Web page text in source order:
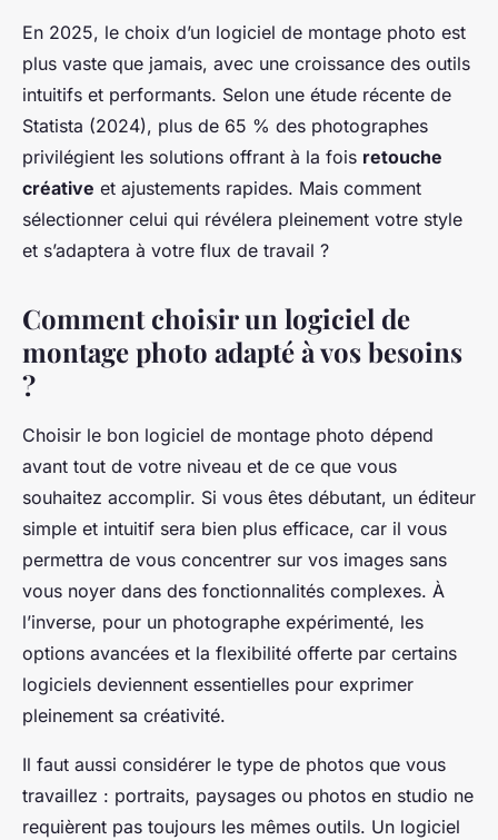
En 2025, le choix d’un logiciel de montage photo est
plus vaste que jamais, avec une croissance des outils
intuitifs et performants. Selon une étude récente de
Statista (2024), plus de 65 % des photographes
privilégient les solutions offrant à la fois retouche
créative et ajustements rapides. Mais comment
sélectionner celui qui révélera pleinement votre style
et s’adaptera à votre flux de travail ?
Comment choisir un logiciel de
montage photo adapté à vos besoins
?
Choisir le bon logiciel de montage photo dépend
avant tout de votre niveau et de ce que vous
souhaitez accomplir. Si vous êtes débutant, un éditeur
simple et intuitif sera bien plus efficace, car il vous
permettra de vous concentrer sur vos images sans
vous noyer dans des fonctionnalités complexes. À
l’inverse, pour un photographe expérimenté, les
options avancées et la flexibilité offerte par certains
logiciels deviennent essentielles pour exprimer
pleinement sa créativité.
Il faut aussi considérer le type de photos que vous
travaillez : portraits, paysages ou photos en studio ne
requièrent pas toujours les mêmes outils. Un logiciel